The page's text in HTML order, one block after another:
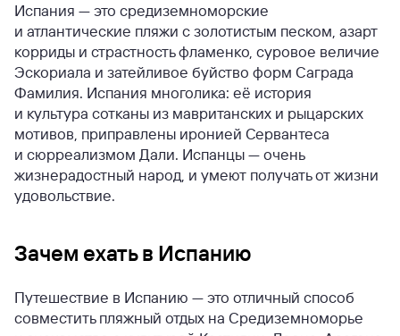
Испания — это средиземноморские
и атлантические пляжи с золотистым песком, азарт
корриды и страстность фламенко, суровое величие
Эскориала и затейливое буйство форм Саграда
Фамилия. Испания многолика: её история
и культура сотканы из мавританских и рыцарских
мотивов, приправлены иронией Сервантеса
и сюрреализмом Дали. Испанцы — очень
жизнерадостный народ, и умеют получать от жизни
удовольствие.
Зачем ехать в Испанию
Путешествие в Испанию — это отличный способ
совместить пляжный отдых на Средиземноморье